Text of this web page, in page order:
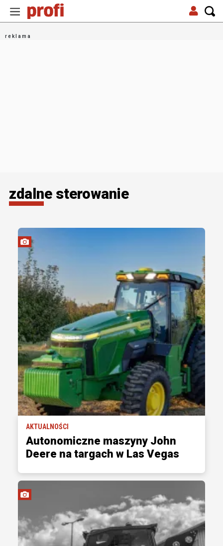
zdalne sterowanie
AKTUALNOŚCI
Autonomiczne maszyny John
Deere na targach w Las Vegas